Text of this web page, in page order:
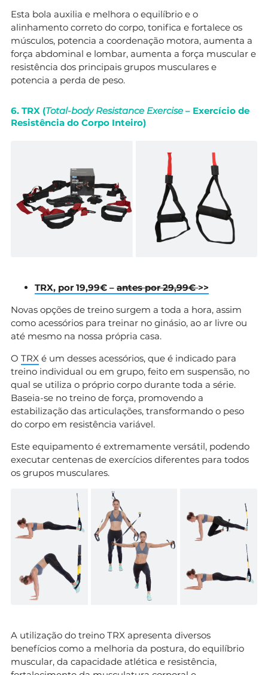
Esta bola auxilia e melhora o equilíbrio e o
alinhamento correto do corpo, tonifica e fortalece os
músculos, potencia a coordenação motora, aumenta a
força abdominal e lombar, aumenta a força muscular e
resistência dos principais grupos musculares e
potencia a perda de peso.
6. TRX (Total-body Resistance Exercise – Exercício de
Resistência do Corpo Inteiro)
TRX, por 19,99€ – antes por 29,99€>>
Novas opções de treino surgem a toda a hora, assim
como acessórios para treinar no ginásio, ao ar livre ou
até mesmo na nossa própria casa.
O TRX é um desses acessórios, que é indicado para
treino individual ou em grupo, feito em suspensão, no
qual se utiliza o próprio corpo durante toda a série.
Baseia-se no treino de força, promovendo a
estabilização das articulações, transformando o peso
do corpo em resistência variável.
Este equipamento é extremamente versátil, podendo
executar centenas de exercícios diferentes para todos
os grupos musculares.
A utilização do treino TRX apresenta diversos
benefícios como a melhoria da postura, do equilíbrio
muscular, da capacidade atlética e resistência,